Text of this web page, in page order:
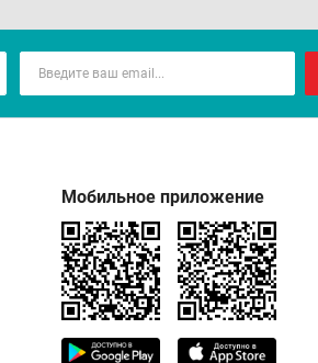
Мобильное приложение